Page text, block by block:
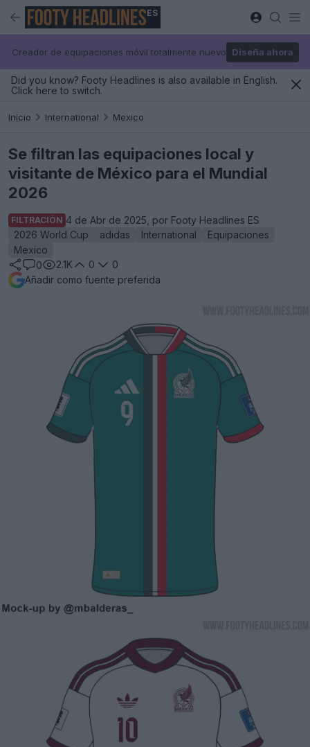
ES
Creador de equipaciones móvil totalmente nuevo Diseña ahora
Did you know? Footy Headlines is also available in English.
Click here to switch.
Inicio International Mexico
Se filtran las equipaciones local y
visitante de México para el Mundial
2026
FILTRACIÓN 4 de Abr de 2025, por Footy Headlines ES
2026 World Cup
adidas International
Equipaciones
Mexico
0
2.1K 0
0
Añadir como fuente preferida